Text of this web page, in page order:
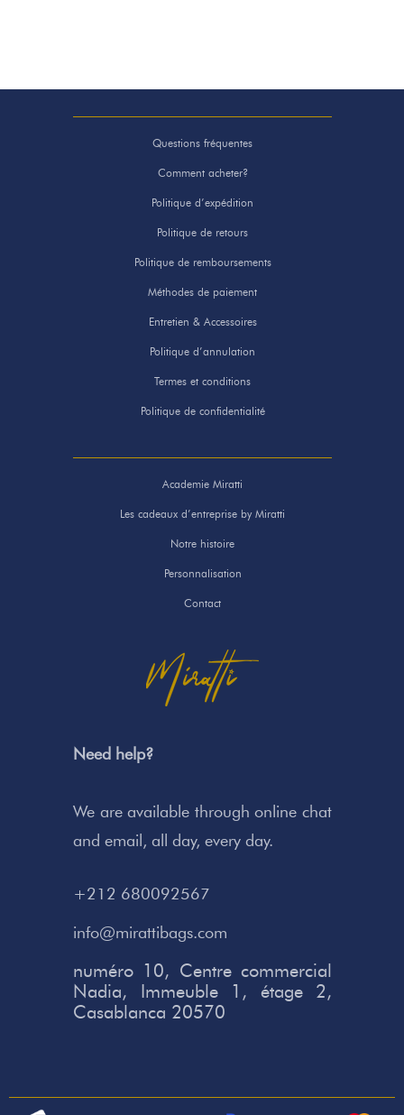
Questions fréquentes
Comment acheter?
Politique d’expédition
Politique de retours
Politique de remboursements
Méthodes de paiement
Entretien & Accessoires
Politique d’annulation
Termes et conditions
Politique de confidentialité
Academie Miratti
Les cadeaux d’entreprise by Miratti
Notre histoire
Personnalisation
Contact
Need help?
We are available through online chat
and email, all day, every day.
+212 680092567
info@mirattibags.com
numéro 10, Centre commercial
Nadia, Immeuble 1, étage 2,
Casablanca 20570